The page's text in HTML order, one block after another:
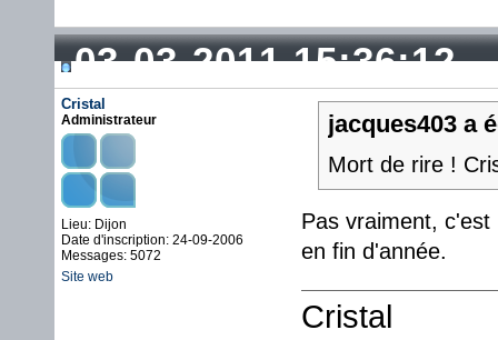
03-03-2011 15:36:12
Cristal
Administrateur
Lieu: Dijon
Date d'inscription: 24-09-2006
Messages: 5072
Site web
jacques403 a
Mort de rire !
Pas vraiment,
en fin d'année.
Cristal